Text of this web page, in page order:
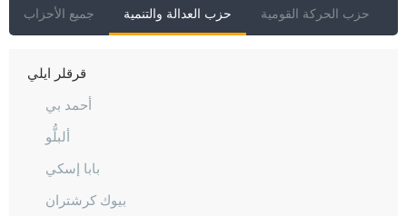
جميع الأحزاب حزب العدالة والتنمية حزب الحركة القومية
كيركالي
قرقلر ايلي
أحمد بي
ألبلُّو
بابا إسكي
بيوك كرشتران